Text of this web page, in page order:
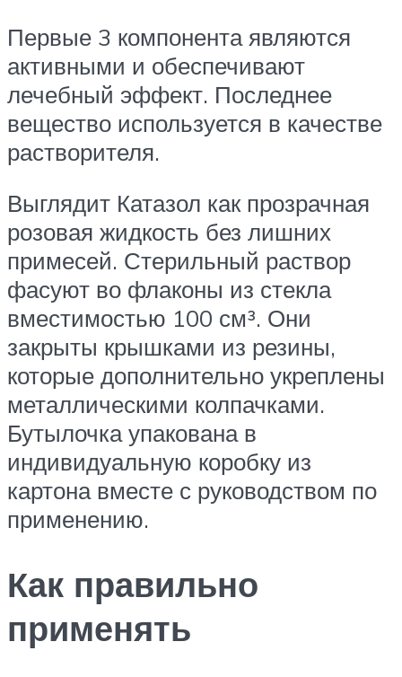
Первые 3 компонента являются
активными и обеспечивают
лечебный эффект. Последнее
вещество используется в качестве
растворителя.
Выглядит Катазол как прозрачная
розовая жидкость без лишних
примесей. Стерильный раствор
фасуют во флаконы из стекла
вместимостью 100 см³. Они
закрыты крышками из резины,
которые дополнительно укреплены
металлическими колпачками.
Бутылочка упакована в
индивидуальную коробку из
картона вместе с руководством по
применению.
Как правильно
применять